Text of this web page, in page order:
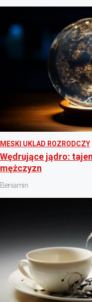
MESKI UKLAD ROZRODCZY
Wędrujące jądro:
mężczyzn
Beniamin